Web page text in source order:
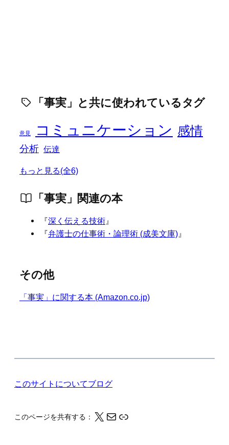
「事実」と共に使われているタグ
意見 コミュニケーション 感情
分析 伝達
もっと見る(全6)
「事実」関連の本
『深く伝える技術 』
『弁護士の仕事術・論理術 (成美文庫) 』
その他
「事実」に関する本 (Amazon.co.jp)
このサイトについてブログ
このページを共有する： X メール このページの情報をクリップボードにコピーする